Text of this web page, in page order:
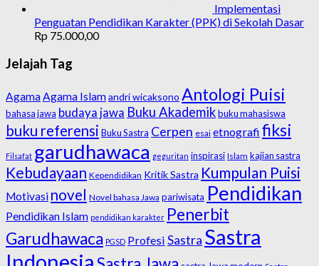
Implementasi
Penguatan Pendidikan Karakter (PPK) di Sekolah Dasar
Rp 75.000,00
Jelajah Tag
AgamaAgama Islamandri wicaksono Antologi Puisi
bahasa jawa budaya jawa Buku Akademikbuku mahasiswa
buku referensi Buku Sastra Cerpen esai etnografi fiksi
Filsafat garudhawaca geguritan inspirasi Islam kajian sastra
Kebudayaan Kependidikan Kritik Sastra Kumpulan Puisi
Motivasi novel Novel bahasa Jawa pariwisata Pendidikan
Pendidikan Islam pendidikan karakter Penerbit
Garudhawaca PGSD Profesi Sastra Sastra